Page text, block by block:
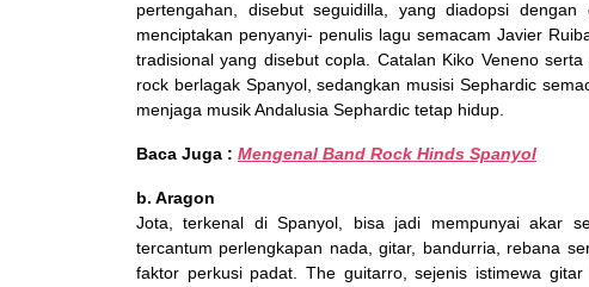
pertengahan, disebut seguidilla, yang diadopsi
menciptakan penyanyi- penulis lagu semacam Javier
tradisional yang disebut copla. Catalan Kiko Veneno
rock berlagak Spanyol, sedangkan musisi Sephardic
menjaga musik Andalusia Sephardic tetap hidup.
Baca Juga : Mengenal Band Rock Hinds Spanyol
b. Aragon
Jota, terkenal di Spanyol, bisa jadi mempunyai akar
tercantum perlengkapan nada, gitar, bandurria, rebana
faktor perkusi padat. The guitarro, sejenis istimewa